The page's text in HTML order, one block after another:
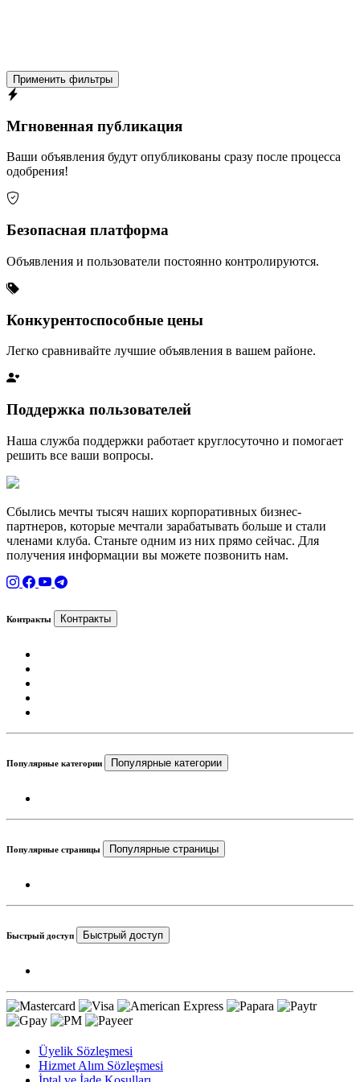
Применить фильтры
Мгновенная публикация
Ваши объявления будут опубликованы сразу после процесса
одобрения!
Безопасная платформа
Объявления и пользователи постоянно контролируются.
Конкурентоспособные цены
Легко сравнивайте лучшие объявления в вашем районе.
Поддержка пользователей
Наша служба поддержки работает круглосуточно и помогает
решить все ваши вопросы.
Сбылись мечты тысяч наших корпоративных бизнес-
партнеров, которые мечтали зарабатывать больше и стали
членами клуба. Станьте одним из них прямо сейчас. Для
получения информации вы можете позвонить нам.
Контракты Контракты
Популярные категории Популярные категории
Популярные страницы Популярные страницы
Быстрый доступ Быстрый доступ
Üyelik Sözleşmesi
Hizmet Alım Sözleşmesi